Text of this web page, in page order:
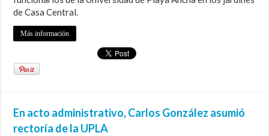
de Casa Central.
Más información
En acto administrativo, Carlos González asumió
rectoría de la UPLA